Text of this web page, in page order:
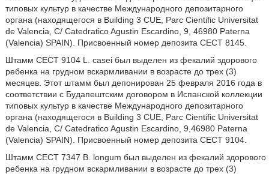
типовых культур в качестве Международного депозитарного
органа (находящегося в Building 3 CUE, Parc Cientific Universitat
de Valencia, С/ Catedratico Agustin Escardino, 9, 46980 Paterna
(Valencia) SPAIN). Присвоенный номер депозита СЕСТ 8145.
Штамм СЕСТ 9104 L. casei был выделен из фекалий здорового
ребенка на грудном вскармливании в возрасте до трех (3)
месяцев. Этот штамм был депонирован 25 февраля 2016 года в
соответствии с Будапештским договором в Испанской коллекции
типовых культур в качестве Международного депозитарного
органа (находящегося в Building 3 CUE, Parc Cientific Universitat
de Valencia, С/ Catedratico Agustin Escardino, 9,46980 Paterna
(Valencia) SPAIN). Присвоенный номер депозита СЕСТ 9104.
Штамм СЕСТ 7347 В. longum был выделен из фекалий здорового
ребенка на грудном вскармливании в возрасте до трех (3)